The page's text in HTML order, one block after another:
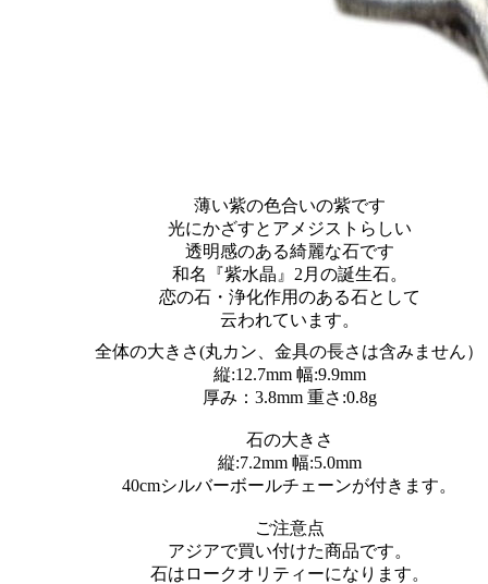
薄い紫の色合いの紫です
光にかざすとアメジストらしい
透明感のある綺麗な石です
和名『紫水晶』2月の誕生石。
恋の石・浄化作用のある石として
云われています。
全体の大きさ(丸カン、金具の長さは含みません）
縦:12.7mm 幅:9.9mm
厚み：3.8mm 重さ:0.8g
石の大きさ
縦:7.2mm 幅:5.0mm
40cmシルバーボールチェーンが付きます。
ご注意点
アジアで買い付けた商品です。
石はロークオリティーになります。